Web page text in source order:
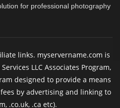
for professional photography
links. myservername.com is
LLC Associates Program,
designed to provide a means
by advertising and linking to
.co.uk, .ca etc).